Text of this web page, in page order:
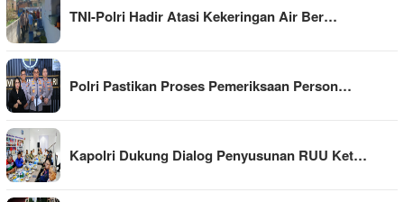
TNI-Polri Hadir Atasi Kekeringan Air Ber…
Polri Pastikan Proses Pemeriksaan Person…
Kapolri Dukung Dialog Penyusunan RUU Ket…